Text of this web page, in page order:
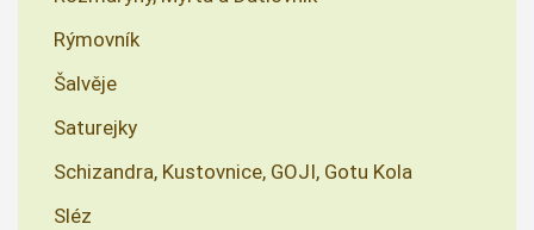
Rýmovník
Šalvěje
Saturejky
Schizandra, Kustovnice, GOJI, Gotu Kola
Sléz